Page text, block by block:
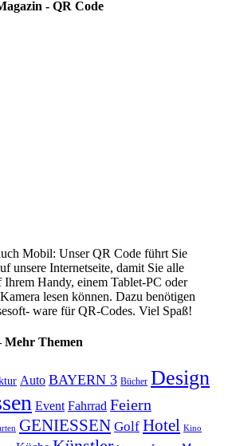
- QR Code
Mobil: Unser QR Code führt Sie
unsere Internetseite, damit Sie alle
Handy, einem Tablet-PC oder
lesen können. Dazu benötigen
ware für QR-Codes. Viel Spaß!
Themen
Auto BAYERN 3 Bücher Design
Event Fahrrad Feiern
GENIESSEN Golf Hotel Kino